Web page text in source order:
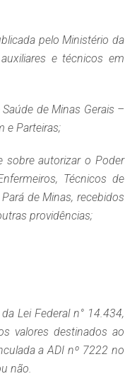
pelo Ministério da
e técnicos em
de Minas Gerais –
e Parteiras;
sobre autorizar o Poder
Técnicos de
de Minas, recebidos
providências;
Lei Federal n° 14.434,
valores destinados ao
a ADI nº 7222 no
não.